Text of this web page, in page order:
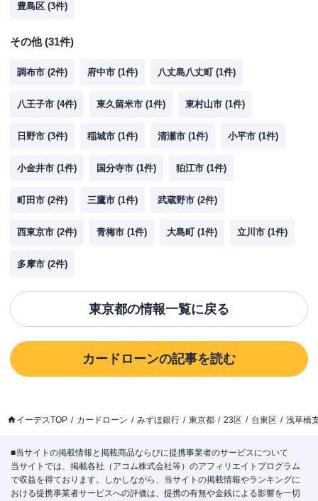
豊島区 (3件)
その他(31件)
調布市 (2件) 府中市 (1件) 八丈島八丈町 (1件)
八王子市 (4件) 東久留米市 (1件) 東村山市 (1件)
日野市 (3件) 稲城市 (1件) 清瀬市 (1件) 小平市 (1件)
小金井市 (1件) 国分寺市 (1件) 狛江市 (1件)
町田市 (2件) 三鷹市 (1件) 武蔵野市 (2件)
西東京市 (2件) 青梅市 (1件) 大島町 (1件) 立川市 (1件)
多摩市 (2件)
東京都の情報一覧に戻る
カードローンの記事を読む
イーデスTOP カードローン みずほ銀行 東京都 23区 台東区 浅草橋
■当サイトの掲載情報と掲載商品ならびに提携事業者のサービスについて
当サイトでは、掲載各社（アコム株式会社等）のアフィリエイトプログラム
で収益を得ております。しかしながら、当サイトの掲載情報やランキングに
おける提携事業者サービスへの評価は、提携の有無や金銭による影響を一切